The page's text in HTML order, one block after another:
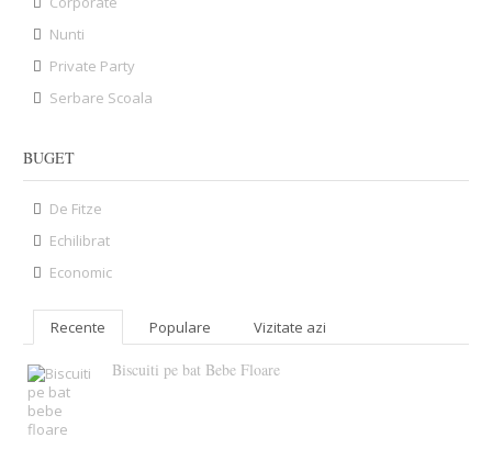
Nunti
Private Party
Serbare Scoala
BUGET
De Fitze
Echilibrat
Economic
Recente Populare Vizitate azi
Biscuiti pe bat Bebe Floare